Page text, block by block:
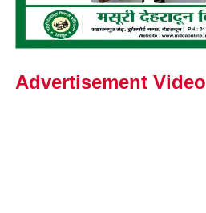
Advertisement Video